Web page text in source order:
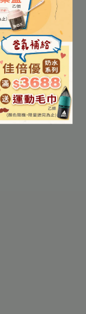
外包裝標示為